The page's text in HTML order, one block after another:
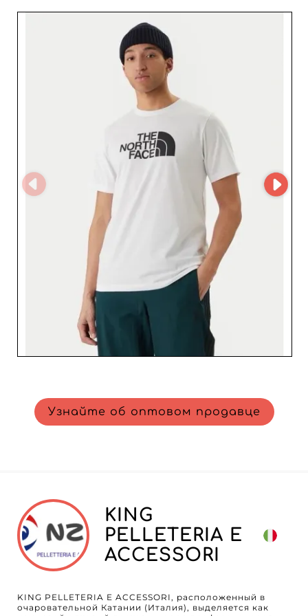
является надежным и универсальным источником.
Благодаря интеграции в платформу MicroStore, Angelo
Fashion упрощает процесс покупки для
профессионалов. Управление запасами, заказы и
отслеживание осуществляются гладко, что позволяет
вам экономить время и быстро реагировать на
выбор конкурентоспособного соотношения цена-
качество без компромиссов в дизайне или
долговечности. Служба поддержки клиентов также
примерна, с отзывчивой командой, готовой помочь
розничным торговцам в их повседневных
добавьте новое измерение вашему предложению с
итальянским поставщиком, который отлично знает
требования мужского рынка. С Angelo Fashion вы
обогатите свой каталог сильными и дополняющими
предметами, которые привлекут клиентов, ищущих
элегантность и практичность.
Узнайте об оптовом продавце
KING
PELLETERIA E
ACCESSORI
KING PELLETERIA E ACCESSORI, расположенный в
очаровательной Катании (Италия), выделяется как